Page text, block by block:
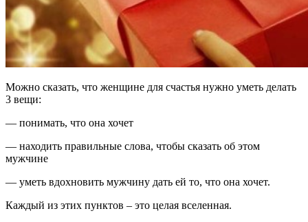
Можно сказать, что женщине для счастья нужно уметь делать
3 вещи:
— понимать, что она хочет
— находить правильные слова, чтобы сказать об этом
мужчине
— уметь вдохновить мужчину дать ей то, что она хочет.
Каждый из этих пунктов – это целая вселенная.